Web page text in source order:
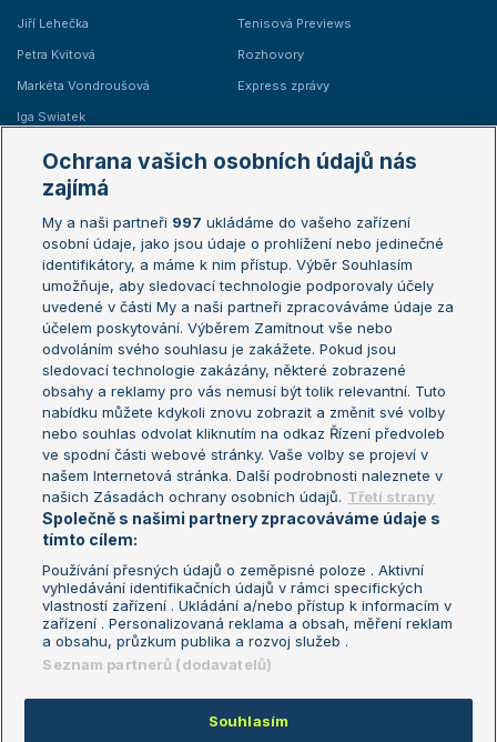
Jiří Lehečka
Petra Kvitová
Markéta Vondroušová
Iga Swiatek
Tenisová Previews
Rozhovory
Express zprávy
Žebříčky
Žebříček ATP (muži)
Žebříček WTA (ženy)
Sázkařský žebříček
Australian Open
French Open
Wimbledon
US Open
Turnaj mistrů
Turnaj mistryň
Aktualní trendy
Fotbalové přestupy
Livesport Daily
LS Prague Open
Podmínky užití
Nastavení soukromí
GDPR a žurnalistika
Reklama
Kontakt
Informace o zpracování osobních
údajů
Ochrana vašich osobních údajů nás
zajímá
My a naši partneři 997 ukládáme do vašeho zařízení
osobní údaje, jako jsou údaje o prohlížení nebo jedinečné
identifikátory, a máme k nim přístup. Výběr Souhlasím
umožňuje, aby sledovací technologie podporovaly účely
uvedené v části My a naši partneři zpracováváme údaje za
účelem poskytování. Výběrem Zamítnout vše nebo
odvoláním svého souhlasu je zakážete. Pokud jsou
sledovací technologie zakázány, některé zobrazené
obsahy a reklamy pro vás nemusí být tolik relevantní. Tuto
nabídku můžete kdykoli znovu zobrazit a změnit své volby
nebo souhlas odvolat kliknutím na odkaz Řízení předvoleb
ve spodní části webové stránky. Vaše volby se projeví v
našem Internetová stránka. Další podrobnosti naleznete v
našich Zásadách ochrany osobních údajů. Třetí strany
Společně s našimi partnery zpracováváme údaje s
tímto cílem:
Používání přesných údajů o zeměpisné poloze . Aktivní
vyhledávání identifikačních údajů v rámci specifických
vlastností zařízení . Ukládání a/nebo přístup k informacím v
zařízení . Personalizovaná reklama a obsah, měření reklam
a obsahu, průzkum publika a rozvoj služeb .
Seznam partnerů (dodavatelů)
Souhlasím